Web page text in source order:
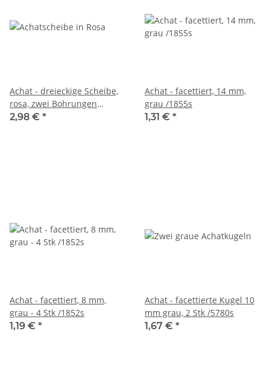
Achat - dreieckige Scheibe,
rosa, zwei Bohrungen
/5655s
2,98 € *
Achat - facettiert, 14 mm,
grau /1855s
1,31 € *
Achat - facettiert, 8 mm,
grau - 4 Stk /1852s
1,19 € *
Achat - facettierte Kugel 10
mm grau, 2 Stk /5780s
1,67 € *